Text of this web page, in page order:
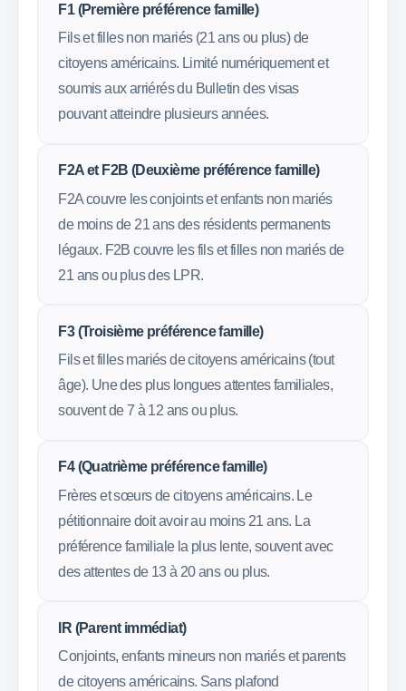
F1 (Première préférence famille)
Fils et filles non mariés (21 ans ou plus) de
citoyens américains. Limité numériquement et
soumis aux arriérés du Bulletin des visas
pouvant atteindre plusieurs années.
F2A et F2B (Deuxième préférence famille)
F2A couvre les conjoints et enfants non mariés
de moins de 21 ans des résidents permanents
légaux. F2B couvre les fils et filles non mariés de
21 ans ou plus des LPR.
F3 (Troisième préférence famille)
Fils et filles mariés de citoyens américains (tout
âge). Une des plus longues attentes familiales,
souvent de 7 à 12 ans ou plus.
F4 (Quatrième préférence famille)
Frères et sœurs de citoyens américains. Le
pétitionnaire doit avoir au moins 21 ans. La
préférence familiale la plus lente, souvent avec
des attentes de 13 à 20 ans ou plus.
IR (Parent immédiat)
Conjoints, enfants mineurs non mariés et parents
de citoyens américains. Sans plafond